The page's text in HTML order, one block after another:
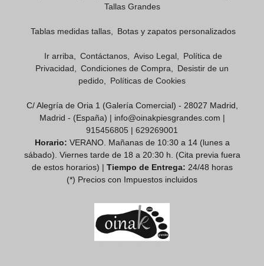
Tallas Grandes
Tablas medidas tallas Botas y zapatos personalizados
Ir arriba Contáctanos Aviso Legal
Política de
Privacidad
Condiciones de Compra
Desistir de un
pedido
Políticas de Cookies
C/ Alegría de Oria 1 (Galería Comercial) - 28027 Madrid,
Madrid - (España) | info@oinakpiesgrandes.com |
915456805 | 629269001
Horario: VERANO. Mañanas de 10:30 a 14 (lunes a
sábado). Viernes tarde de 18 a 20:30 h. (Cita previa fuera
de estos horarios) | Tiempo de Entrega: 24/48 horas
(*) Precios con Impuestos incluidos